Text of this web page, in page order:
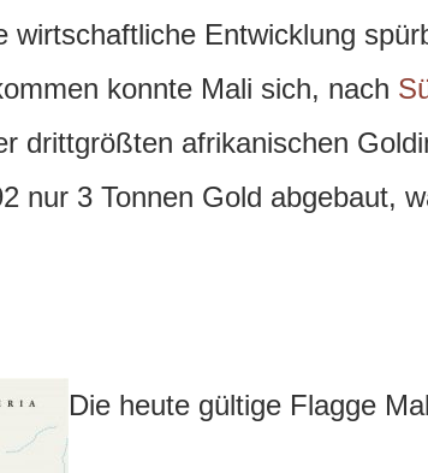
wirtschaftliche Entwicklung
konnte Mali sich, nach
drittgrößten afrikanischen
nur 3 Tonnen Gold abgebaut,
Die heute gültige Flagge